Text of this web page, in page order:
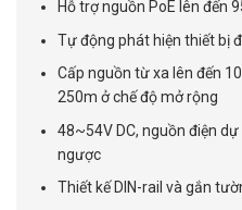
Hỗ trợ nguồn PoE lên đến
Tự động phát hiện thiết bị
Cấp nguồn từ xa lên đến
250m ở chế độ mở rộng
48~54V DC, nguồn điện
ngược
Thiết kế DIN-rail và gắn